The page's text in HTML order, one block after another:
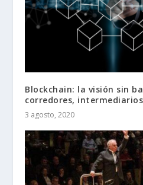
Blockchain: la visión sin
corredores,
3 agosto, 2020